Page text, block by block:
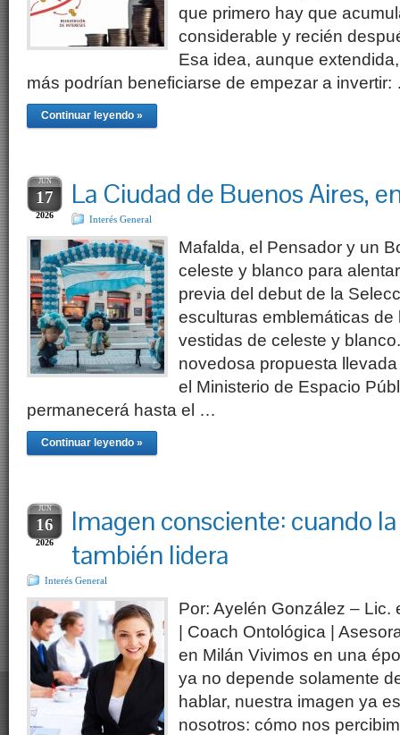
que primero hay que
considerable y recién
Esa idea, aunque
más podrían beneficiarse de empezar a
Continuar leyendo »
JUN
17
2026
La Ciudad de Buenos Aires,
Interés General
Mafalda, el Pensador y un
celeste y blanco para
previa del debut de la
esculturas emblemáticas
vestidas de celeste y
novedosa propuesta
el Ministerio de Espacio
permanecerá hasta el …
Continuar leyendo »
JUN
16
2026
Imagen consciente: cuando
también lidera
Interés General
Por: Ayelén González –
| Coach Ontológica |
en Milán Vivimos en una
ya no depende solamente
hablar, nuestra imagen ya
nosotros: cómo nos